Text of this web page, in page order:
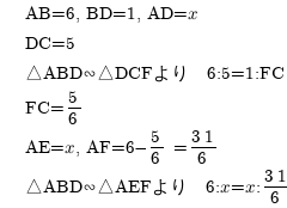
AB=6, BD=1, AD=x
DC=5
△ABD∽△DCFより 6:5=1:FC
FC=
5
6
AE=x, AF=6-
5
6
=
31
6
△ABD∽△AEFより 6:x=x:
31
6